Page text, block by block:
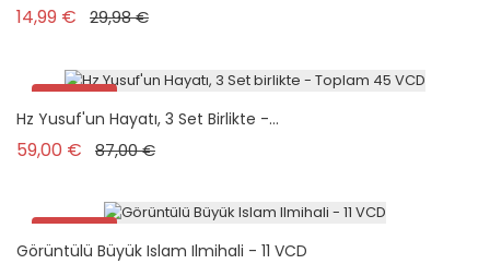
14,99 € Prix de base
29,98 €Prix
Promo !
Hz Yusuf'un Hayatı, 3 Set Birlikte -...
59,00 € Prix de base
87,00 €Prix
Promo !
Görüntülü Büyük Islam Ilmihali - 11 VCD